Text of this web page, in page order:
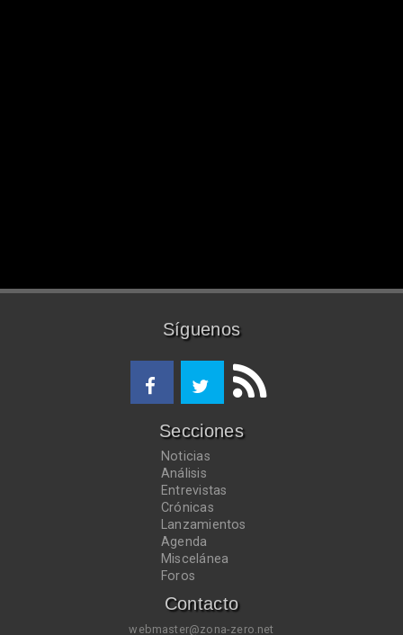
Síguenos
Secciones
Noticias
Análisis
Entrevistas
Crónicas
Lanzamientos
Agenda
Miscelánea
Foros
Contacto
webmaster@zona-zero.net